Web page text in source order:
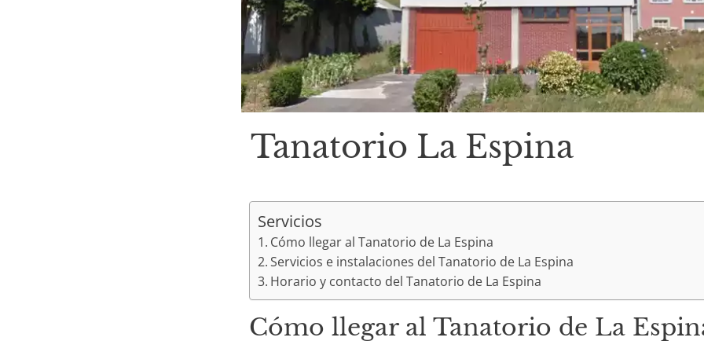
Tanatorio La Espina
Servicios
Cómo llegar al Tanatorio de La Espina
Servicios e instalaciones del Tanatorio de La Espina
Horario y contacto del Tanatorio de La Espina
Cómo llegar al Tanatorio de La